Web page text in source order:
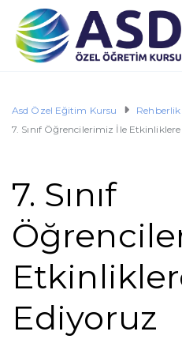
Asd Özel Eğitim Kursu
7. Sınıf Öğrencilerimiz İle
7. Sınıf
Ediyoruz